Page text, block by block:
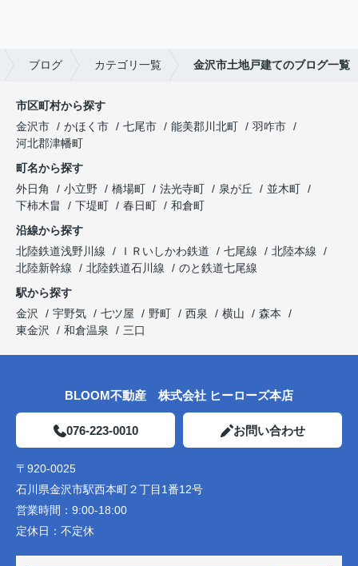
ブログ カテゴリ一覧 金沢市土地戸建てのブログ一覧
市区町村から探す
金沢市
かほく市 七尾市 能美郡川北町
羽咋市
河北郡津幡町
町名から探す
外日角
小立野 橋場町 法光寺町 泉が丘
並木町
下柿木畠
下堤町 春日町
和倉町
沿線から探す
北陸鉄道浅野川線
ＩＲいしかわ鉄道 七尾線
北陸本線
北陸新幹線
北陸鉄道石川線
のと鉄道七尾線
駅から探す
金沢
宇野気 七ツ屋 野町 西泉 横山
森本
東金沢
和倉温泉 三口
BLOOM不動産 株式会社 ヒーローズ本店
076-223-0010 お問い合わせ
〒920-0025
石川県金沢市駅西本町２丁目1番12号
営業時間： 9:00-18:00
定休日： 不定休